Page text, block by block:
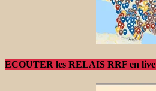
ECOUTER les RELAIS RRF en live